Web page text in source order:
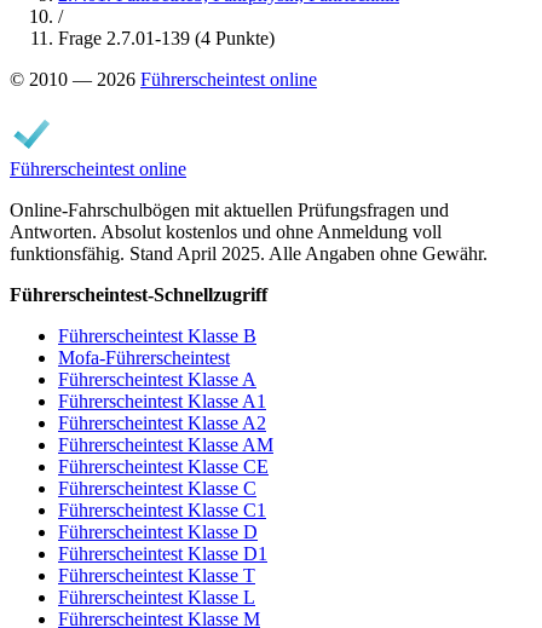
/
Frage 2.7.01-139 (4 Punkte)
© 2010 — 2026 Führerscheintest online
Führerscheintest online
Online-Fahrschulbögen mit aktuellen Prüfungsfragen und
Antworten. Absolut kostenlos und ohne Anmeldung voll
funktionsfähig. Stand April 2025. Alle Angaben ohne Gewähr.
Führerscheintest-Schnellzugriff
Führerscheintest Klasse B
Mofa-Führerscheintest
Führerscheintest Klasse A
Führerscheintest Klasse A1
Führerscheintest Klasse A2
Führerscheintest Klasse AM
Führerscheintest Klasse CE
Führerscheintest Klasse C
Führerscheintest Klasse C1
Führerscheintest Klasse D
Führerscheintest Klasse D1
Führerscheintest Klasse T
Führerscheintest Klasse L
Führerscheintest Klasse M